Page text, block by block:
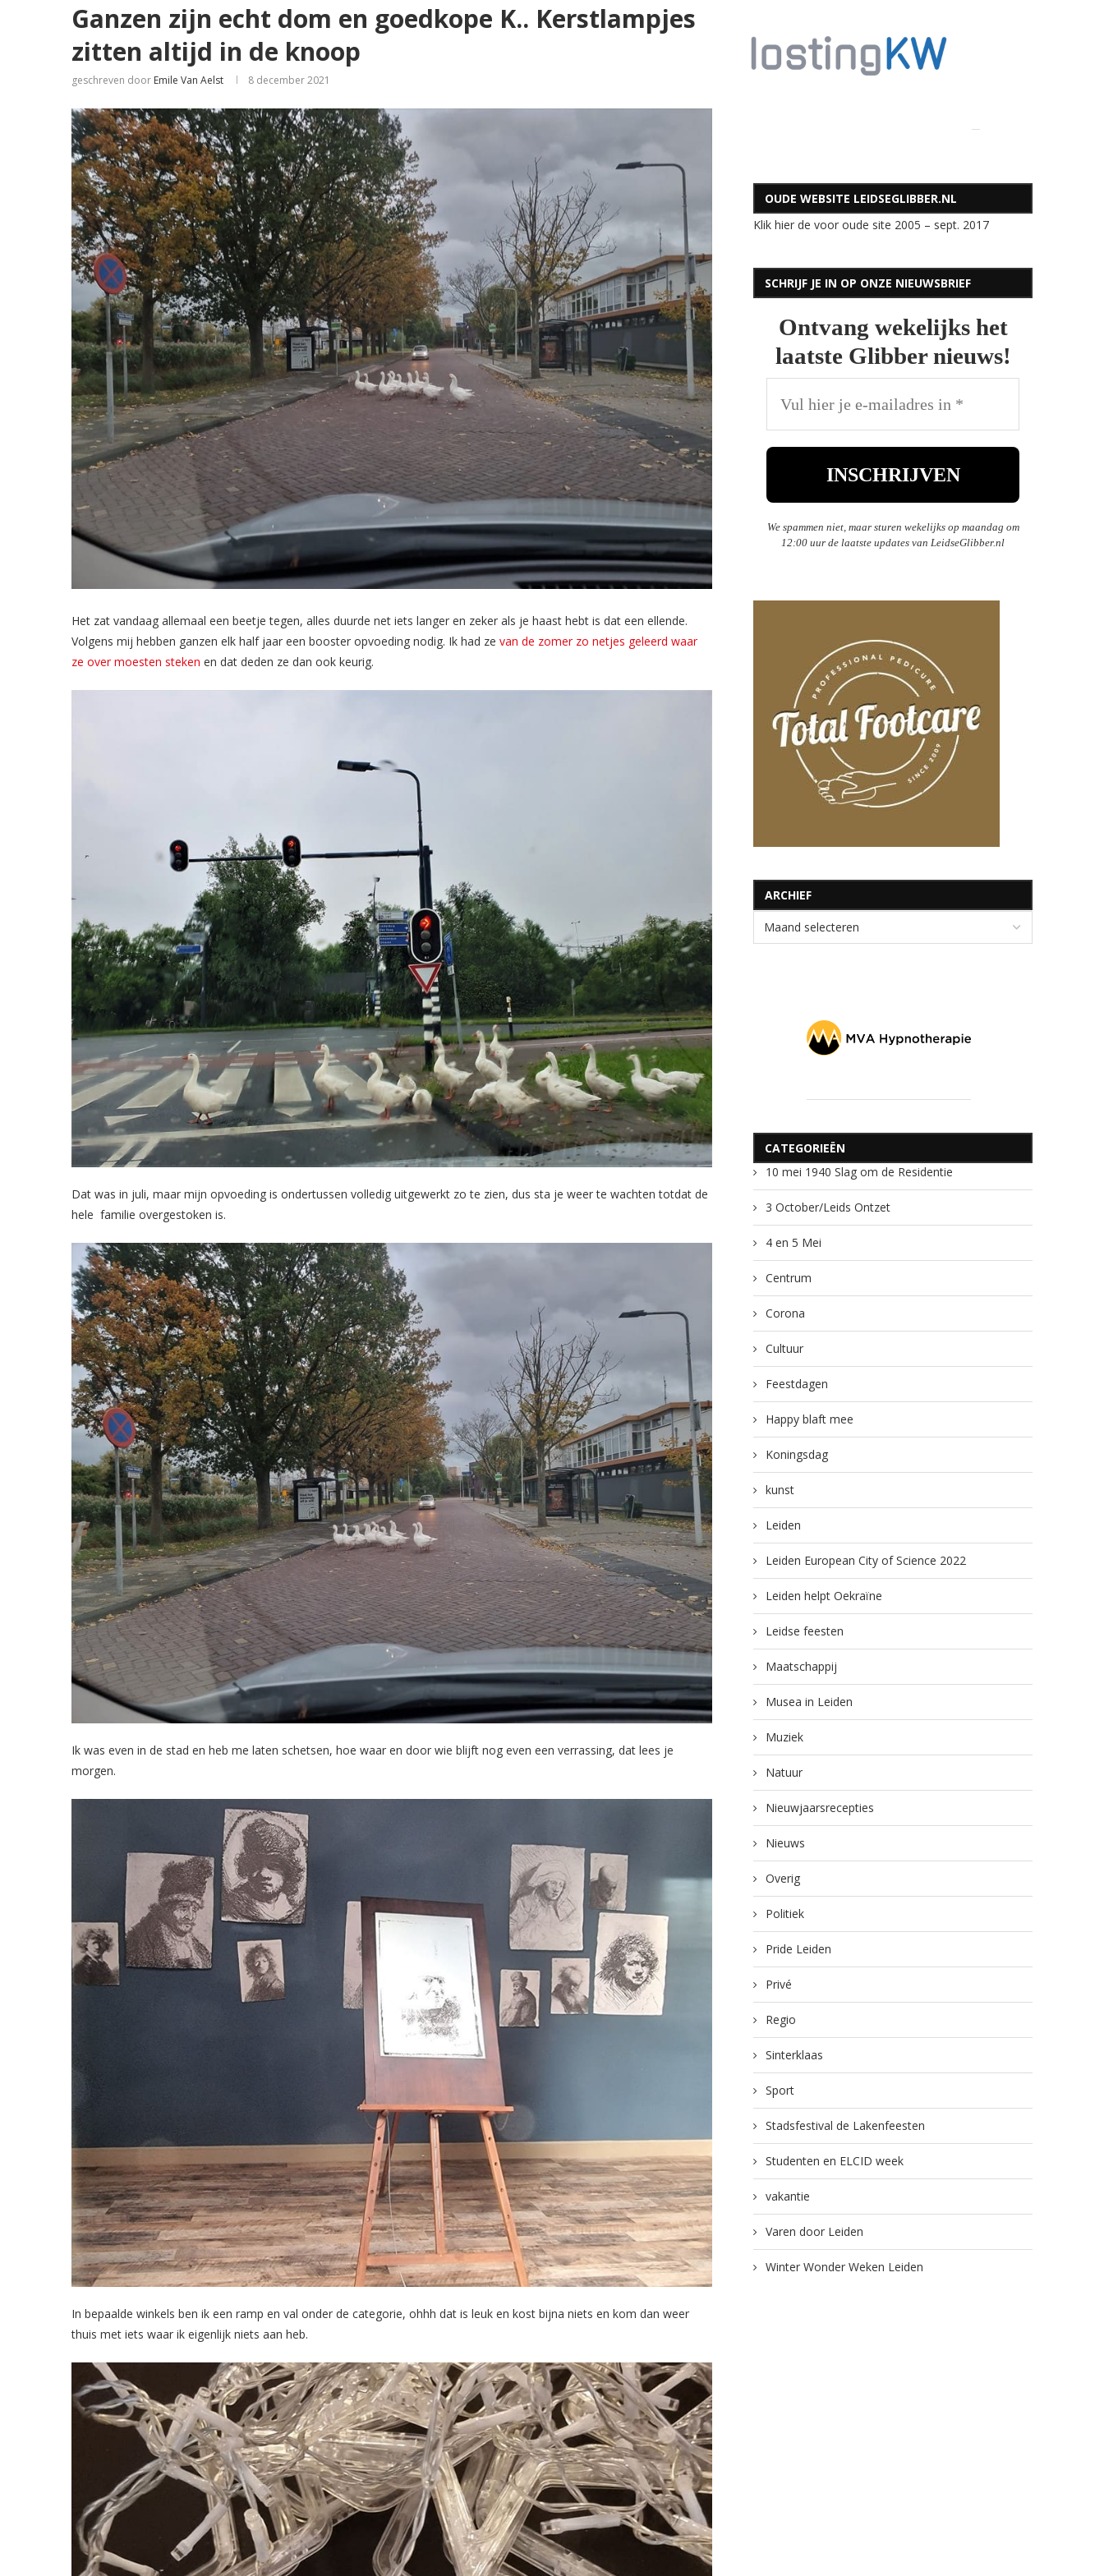
Ganzen zijn echt dom en goedkope K.. Kerstlampjes
zitten altijd in de knoop
geschreven door Emile Van Aelst 8 december 2021
Het zat vandaag allemaal een beetje tegen, alles duurde net iets langer en zeker als je haast hebt is dat een ellende.
Volgens mij hebben ganzen elk half jaar een booster opvoeding nodig. Ik had ze van de zomer zo netjes geleerd waar
ze over moesten steken en dat deden ze dan ook keurig.
Dat was in juli, maar mijn opvoeding is ondertussen volledig uitgewerkt zo te zien, dus sta je weer te wachten totdat de
hele familie overgestoken is.
Ik was even in de stad en heb me laten schetsen, hoe waar en door wie blijft nog even een verrassing, dat lees je
morgen.
In bepaalde winkels ben ik een ramp en val onder de categorie, ohhh dat is leuk en kost bijna niets en kom dan weer
thuis met iets waar ik eigenlijk niets aan heb.
OUDE WEBSITE LEIDSEGLIBBER.NL
Klik hier de voor oude site 2005 – sept. 2017
SCHRIJF JE IN OP ONZE NIEUWSBRIEF
Ontvang wekelijks het
laatste Glibber nieuws!
We spammen niet, maar sturen wekelijks op maandag om
12:00 uur de laatste updates van LeidseGlibber.nl
ARCHIEF
CATEGORIEËN
10 mei 1940 Slag om de Residentie
3 October/Leids Ontzet
4 en 5 Mei
Centrum
Corona
Cultuur
Feestdagen
Happy blaft mee
Koningsdag
kunst
Leiden
Leiden European City of Science 2022
Leiden helpt Oekraïne
Leidse feesten
Maatschappij
Musea in Leiden
Muziek
Natuur
Nieuwjaarsrecepties
Nieuws
Overig
Politiek
Pride Leiden
Privé
Regio
Sinterklaas
Sport
Stadsfestival de Lakenfeesten
Studenten en ELCID week
vakantie
Varen door Leiden
Winter Wonder Weken Leiden